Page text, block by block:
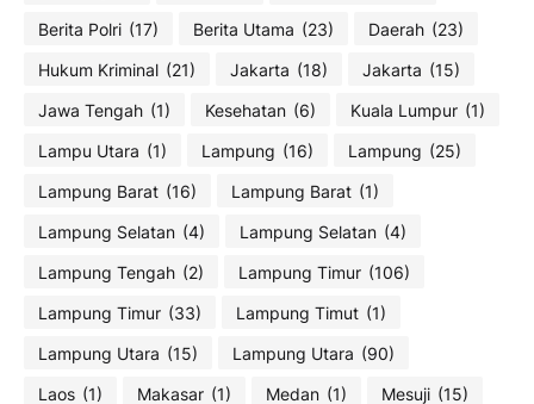
Berita Polri (17) Berita Utama (23) Daerah (23)
Hukum Kriminal (21) Jakarta (18) Jakarta (15)
Jawa Tengah (1) Kesehatan (6) Kuala Lumpur (1)
Lampu Utara (1) Lampung (16) Lampung (25)
Lampung Barat (16) Lampung Barat (1)
Lampung Selatan (4) Lampung Selatan (4)
Lampung Tengah (2) Lampung Timur (106)
Lampung Timur (33) Lampung Timut (1)
Lampung Utara (15) Lampung Utara (90)
Laos (1) Makasar (1) Medan (1) Mesuji (15)